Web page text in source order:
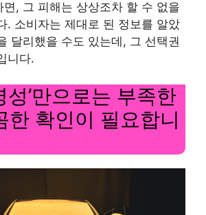
면, 그 피해는 상상조차 할 수 없을
. 소비자는 제대로 된 정보를 알았
달리했을 수도 있는데, 그 선택권
니다.
성’만으로는 부족한
한 확인이 필요합니